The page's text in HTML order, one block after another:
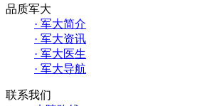
品质军大
· 军大简介
· 军大资讯
· 军大医生
· 军大导航
联系我们